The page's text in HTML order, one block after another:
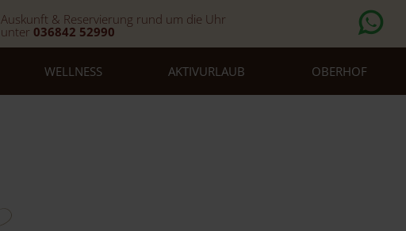
Auskunft & Reservierung rund um die Uhr
unter 036842 52990
WELLNESS AKTIVURLAUB OBERHOF